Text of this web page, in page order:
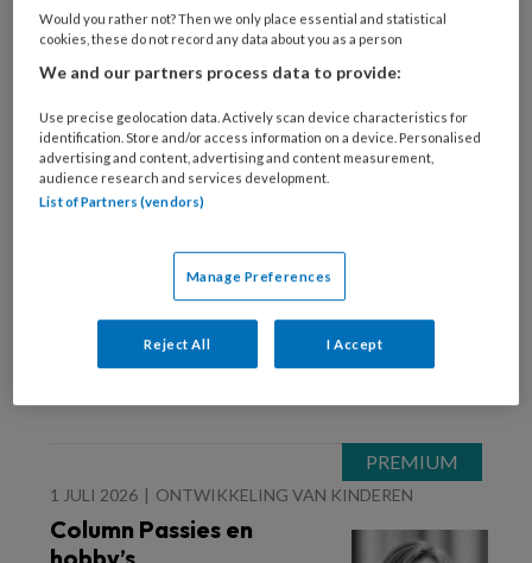
ben zelf ook niet
standaard’
Vraag aan de coach ‘Ze
luisteren niet’
1 JULI 2026 ONTWIKKELING VAN KINDEREN
Column Passies en
Would you rather not? Then we only place essential and statistical
cookies, these do not record any data about you as a person
We and our partners process data to provide:
Use precise geolocation data. Actively scan device characteristics for
identification. Store and/or access information on a device. Personalised
advertising and content, advertising and content measurement,
audience research and services development.
List of Partners (vendors)
Manage Preferences
Reject All I Accept